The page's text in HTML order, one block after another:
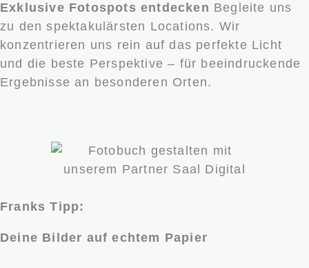
Exklusive Fotospots entdecken Begleite uns
zu den spektakulärsten Locations. Wir
konzentrieren uns rein auf das perfekte Licht
und die beste Perspektive – für beeindruckende
Ergebnisse an besonderen Orten.
Franks Tipp:
Deine Bilder auf echtem Papier